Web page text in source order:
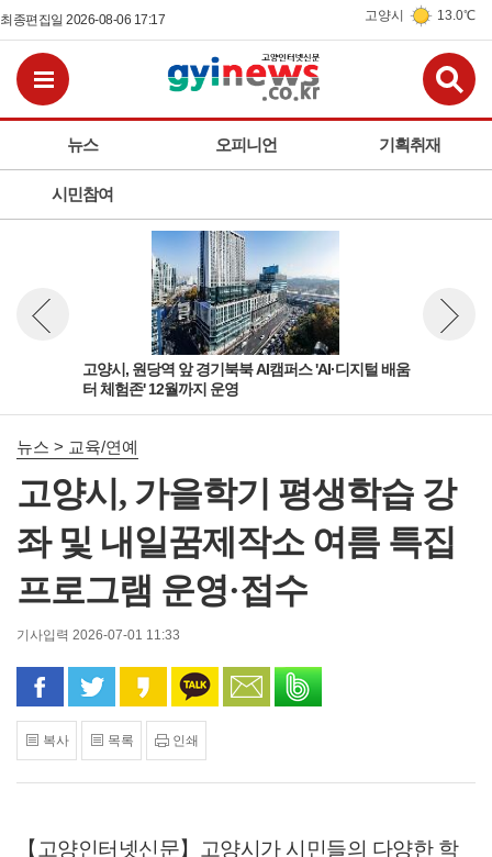
최종편집일 2026-08-06 17:17 고양시 13.0℃
뉴스 오피니언 기획취재
시민참여
고양시, 원당역 앞 경기북북 AI캠퍼스 'AI·디지털 배움
터 체험존' 12월까지 운영
뉴스 이전보기
뉴스 > 교육/연예
고양시, 가을학기 평생학습 강
좌 및 내일꿈제작소 여름 특집
프로그램 운영·접수
기사입력 2026-07-01 11:33
페이스북으로 공유
트위터로 공유카카오 스토리로 공유
카카오톡으로 공유
문자로 공유
복사 목록 인쇄
【고양인터넷신문】
고양시가 시민들의 다양한 학